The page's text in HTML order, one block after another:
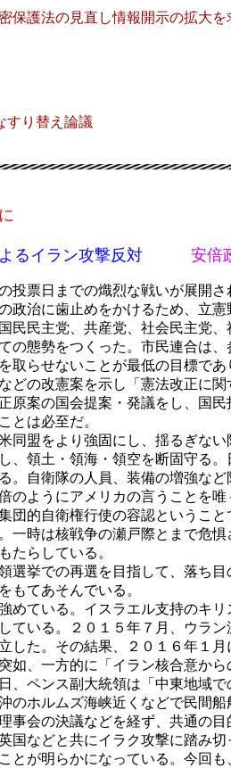
情報開示の拡大を求め
り替え論議
るイラン攻撃反対 安倍
票日までの熾烈な戦いが展開
政治に歯止めをかけるため、立
民民主党、共産党、社会民主党
の態勢をつくった。市民連合は
らせないことが最低の目標で
の改憲案を示し「憲法改正に
原案の国会提案・発議をし、国
とは必至だ。
盟をより強固にし、揺るぎな
、領土・領海・領空を断固守る
。自衛隊の人員、装備の増強な
のようにアメリカの言うことを
的自衛権行使の容認ということ
時は核戦争の瀬戸際とまで危
たらしている。
挙での再選を目指して、落ち
もてあそんでいる。
ている。イスラエル支持のキ
ている。２０１５年７月、ウラ
した。その結果、２０１６年１月
、一方的に「イラン核合意か
、ペンス副大統領は「中東地域
のホルムズ海峡近くなどで民間
事会の決議などを経ず、共通の
国などと共にイラク攻撃に踏み
とが明らかになっている。今回